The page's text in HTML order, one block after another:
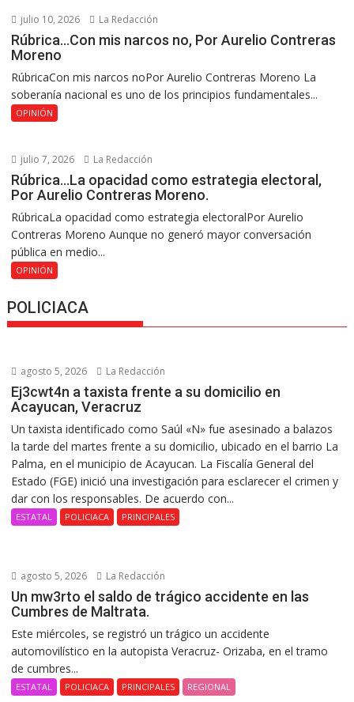
julio 10, 2026 La Redacción
Rúbrica…Con mis narcos no, Por Aurelio Contreras
Moreno
RúbricaCon mis narcos noPor Aurelio Contreras Moreno La
soberanía nacional es uno de los principios fundamentales...
OPINIÓN
julio 7, 2026 La Redacción
Rúbrica…La opacidad como estrategia electoral,
Por Aurelio Contreras Moreno.
RúbricaLa opacidad como estrategia electoralPor Aurelio
Contreras Moreno Aunque no generó mayor conversación
pública en medio...
OPINIÓN
POLICIACA
agosto 5, 2026 La Redacción
Ej3cwt4n a taxista frente a su domicilio en
Acayucan, Veracruz
Un taxista identificado como Saúl «N» fue asesinado a balazos
la tarde del martes frente a su domicilio, ubicado en el barrio La
Palma, en el municipio de Acayucan. La Fiscalía General del
Estado (FGE) inició una investigación para esclarecer el crimen y
dar con los responsables. De acuerdo con...
ESTATAL POLICIACA PRINCIPALES
agosto 5, 2026 La Redacción
Un mw3rto el saldo de trágico accidente en las
Cumbres de Maltrata.
Este miércoles, se registró un trágico un accidente
automovilístico en la autopista Veracruz- Orizaba, en el tramo
de cumbres...
ESTATAL POLICIACA PRINCIPALES REGIONAL